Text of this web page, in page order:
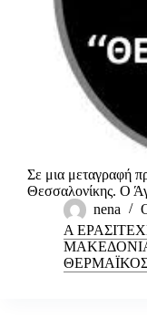
Σε μια μεταγραφή
Θεσσαλονίκης. Ο
nena
Α